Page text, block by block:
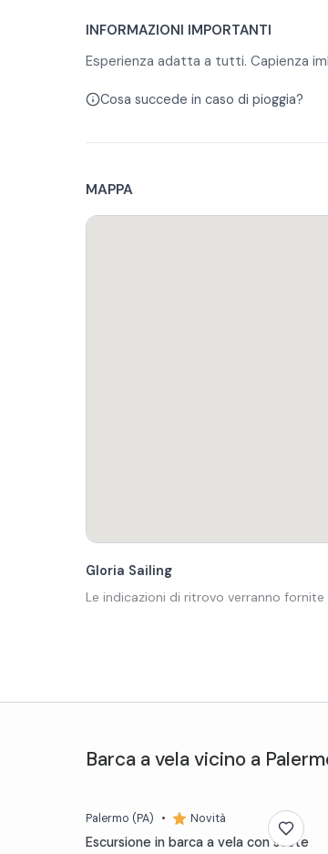
INFORMAZIONI IMPORTANTI
Esperienza adatta a tutti. Capienza
Cosa succede in caso di pioggia?
MAPPA
Gloria Sailing
Le indicazioni di ritrovo verranno
Barca a velavicino a
Palermo (PA) • Novità
Escursione in barca a vela con soste